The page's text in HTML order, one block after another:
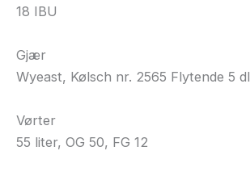
18 IBU
Gjær
Wyeast, Kølsch nr. 2565 Flytende 5 dl
Vørter
55 liter, OG 50, FG 12